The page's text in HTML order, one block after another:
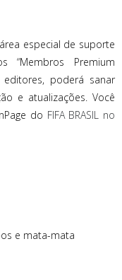
especial de suporte
“Membros Premium
editores, poderá sanar
e atualizações. Você
do FIFA BRASIL no
e mata-mata